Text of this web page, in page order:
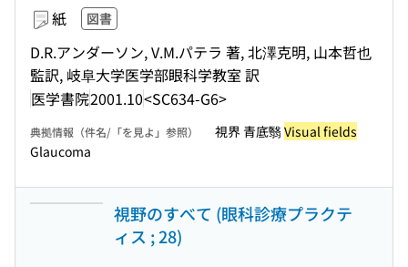
紙 図書
D.R.アンダーソン, V.M.パテラ 著, 北澤克明, 山本哲也
監訳, 岐阜大学医学部眼科学教室 訳
医学書院2001.10<SC634-G6>
典拠情報（件名/「を見よ」参照） 視界 青底翳Visual fields
Glaucoma
視野のすべて (眼科診療プラクテ
ィス ; 28)